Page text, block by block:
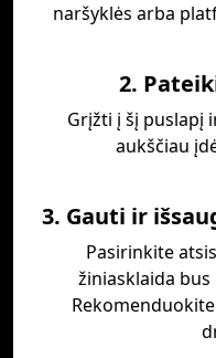
naršyklės arba
2.
Grįžti į šį puslapį
aukščiau
3. Gauti ir
Pasirinkite
žiniasklaida